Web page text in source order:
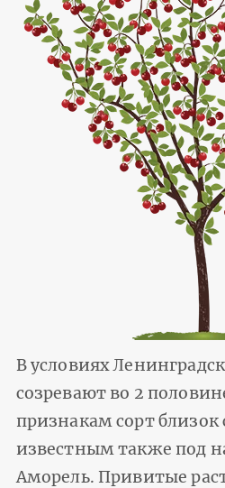
В условиях
созревают во 2
признакам сорт близок
известным также под
Аморель. Привитые